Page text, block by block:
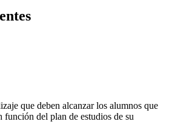
que deben alcanzar los alumnos que
función del plan de estudios de su